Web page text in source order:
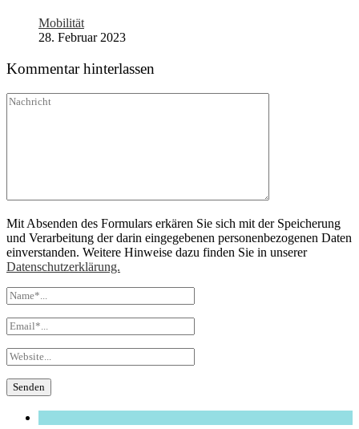
Mobilität
28. Februar 2023
Kommentar hinterlassen
Mit Absenden des Formulars erkären Sie sich mit der Speicherung
und Verarbeitung der darin eingegebenen personenbezogenen Daten
einverstanden. Weitere Hinweise dazu finden Sie in unserer
Datenschutzerklärung.